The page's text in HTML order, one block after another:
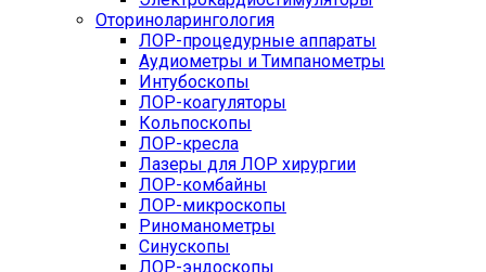
Оториноларингология
ЛОР-процедурные аппараты
Аудиометры и Тимпанометры
Интубоскопы
ЛОР-коагуляторы
Кольпоскопы
ЛОР-кресла
Лазеры для ЛОР хирургии
ЛОР-комбайны
ЛОР-микроскопы
Риноманометры
Синускопы
ЛОР-эндоскопы